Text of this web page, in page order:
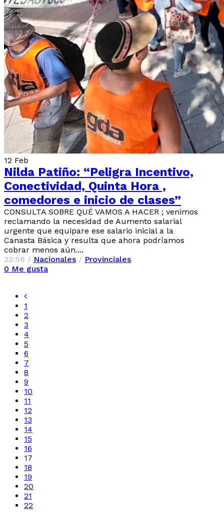
12 Feb
Nilda Patiño: “Peligra Incentivo,
Conectividad, Quinta Hora ,
comedores e inicio de clases”
CONSULTA SOBRE QUÉ VAMOS A HACER ; venimos
reclamando la necesidad de Aumento salarial
urgente que equipare ese salario inicial a la
Canasta Básica y resulta que ahora podríamos
cobrar menos aún....
22:56 / Nacionales / Provinciales
0 Me gusta
1
2
3
4
5
6
7
8
9
10
11
12
13
14
15
16
17
18
19
20
21
22